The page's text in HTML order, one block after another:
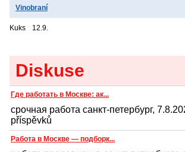
Vinobraní
Kuks 12.9.
Diskuse
Где работать в Москве: ак...
срочная работа санкт-петербург,
příspěvků
Работа в Москве — подборк...